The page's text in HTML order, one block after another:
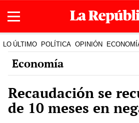
LO ÚLTIMO POLÍTICA OPINIÓN
Economía
Recaudación se
de 10 meses en